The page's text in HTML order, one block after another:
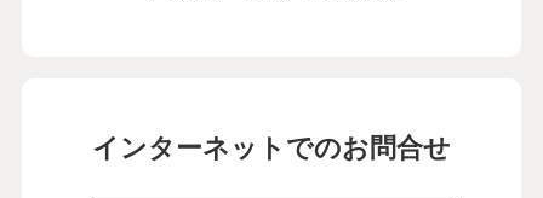
インターネットでのお問合せ